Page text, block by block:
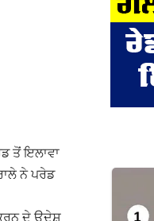
ਤੋਂ ਇਲਾਵਾ
ਨੇ ਪਰੇਡ
ਦੇ ਉਦੇਸ਼